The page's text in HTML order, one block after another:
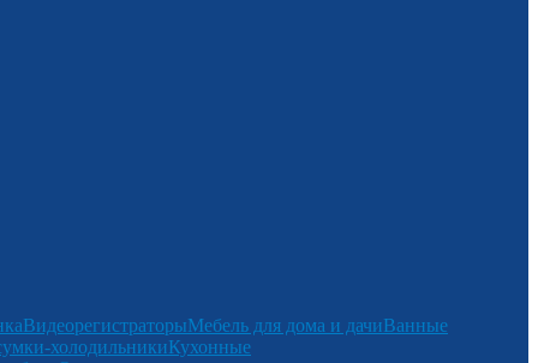
ВидеорегистраторыМебель для дома и дачиВанные
холодильникиКухонные